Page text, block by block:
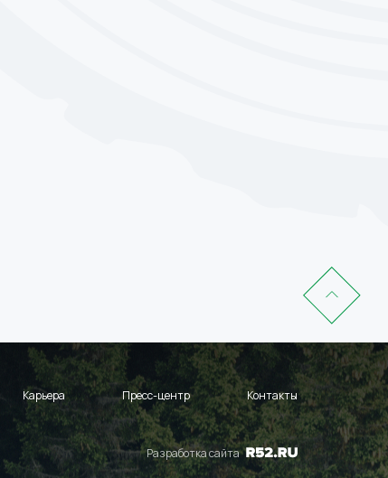
Карьера Пресс-центр Контакты
Разработка сайта